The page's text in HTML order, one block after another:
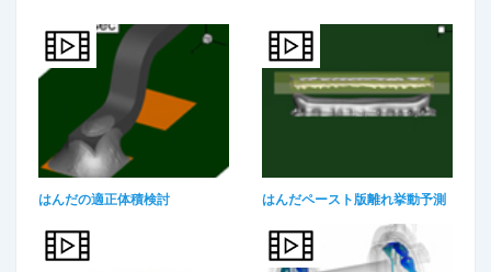
はんだの適正体積検討 はんだペースト版離れ挙動予測